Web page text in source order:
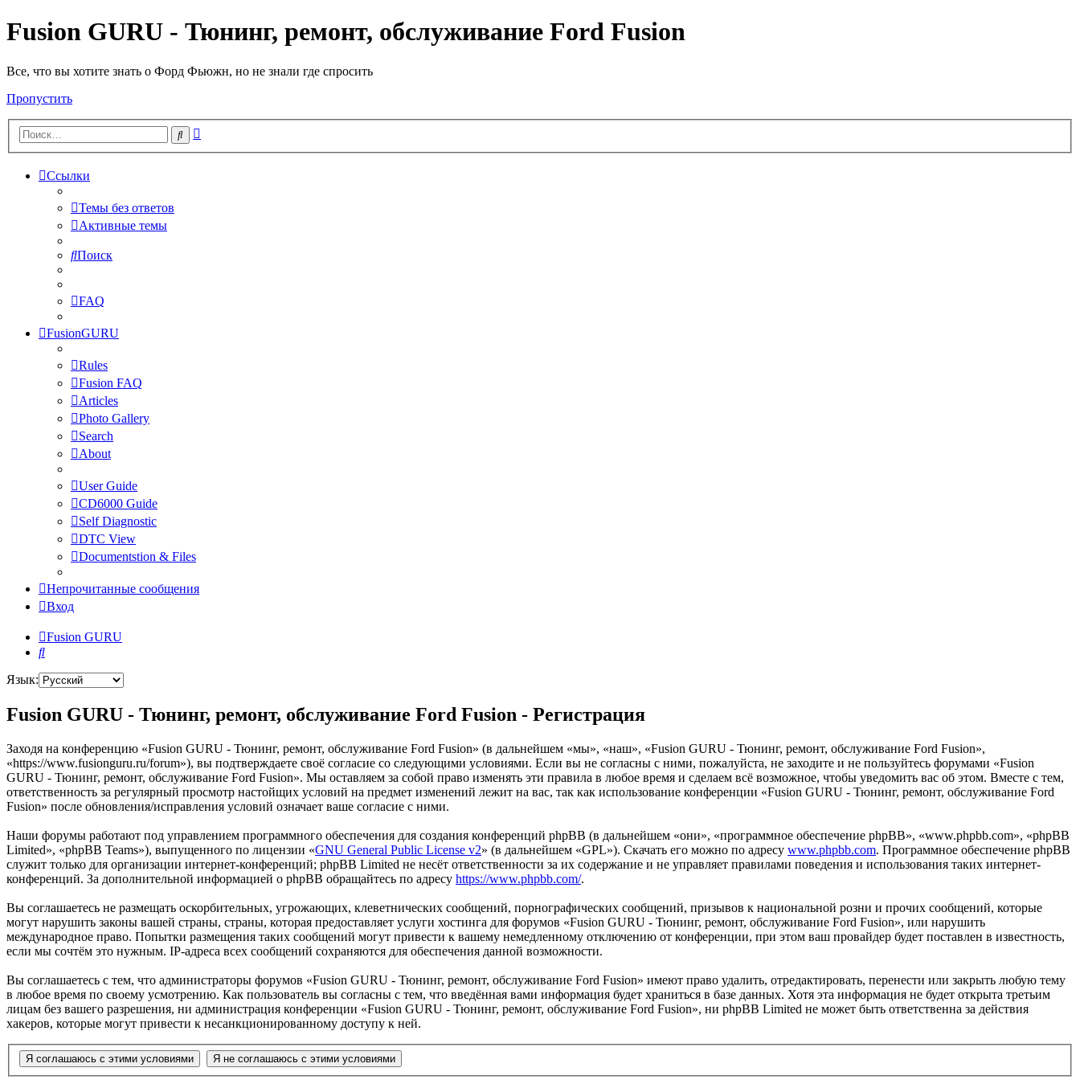
Fusion GURU - Тюнинг, ремонт, обслуживание Ford Fusion
Все, что вы хотите знать о Форд Фьюжн, но не знали где спросить
Пропустить
Поиск
Ссылки
Темы без ответов
Активные темы
Поиск
FAQ
FusionGURU
Rules
Fusion FAQ
Articles
Photo Gallery
Search
About
User Guide
CD6000 Guide
Self Diagnostic
DTC View
Documentstion & Files
Непрочитанные сообщения
Вход
Fusion GURU
Поиск
Язык:
Fusion GURU - Тюнинг, ремонт, обслуживание Ford Fusion - Регистрация
Заходя на конференцию «Fusion GURU - Тюнинг, ремонт, обслуживание Ford Fusion» (в дальнейшем «мы», «наш», «Fusion GURU - Тюнинг, ремонт, обслуживание Ford Fusion»,
«https://www.fusionguru.ru/forum»), вы подтверждаете своё согласие со следующими условиями. Если вы не согласны с ними, пожалуйста, не заходите и не пользуйтесь форумами «Fusion
GURU - Тюнинг, ремонт, обслуживание Ford Fusion». Мы оставляем за собой право изменять эти правила в любое время и сделаем всё возможное, чтобы уведомить вас об этом. Вместе с тем,
ответственность за регулярный просмотр настойщих условий на предмет изменений лежит на вас, так как использование конференции «Fusion GURU - Тюнинг, ремонт, обслуживание Ford
Fusion» после обновления/исправления условий означает ваше согласие с ними.
Наши форумы работают под управлением программного обеспечения для создания конференций phpBB (в дальнейшем «они», «программное обеспечение phpBB», «www.phpbb.com», «phpBB
Limited», «phpBB Teams»), выпущенного по лицензии «GNU General Public License v2» (в дальнейшем «GPL»). Скачать его можно по адресу www.phpbb.com. Программное обеспечение phpBB
служит только для организации интернет-конференций; phpBB Limited не несёт ответственности за их содержание и не управляет правилами поведения и использования таких интернет-
конференций. За дополнительной информацией о phpBB обращайтесь по адресу https://www.phpbb.com/.
Вы соглашаетесь не размещать оскорбительных, угрожающих, клеветнических сообщений, порнографических сообщений, призывов к национальной розни и прочих сообщений, которые
могут нарушить законы вашей страны, страны, которая предоставляет услуги хостинга для форумов «Fusion GURU - Тюнинг, ремонт, обслуживание Ford Fusion», или нарушить
международное право. Попытки размещения таких сообщений могут привести к вашему немедленному отключению от конференции, при этом ваш провайдер будет поставлен в известность,
если мы сочтём это нужным. IP-адреса всех сообщений сохраняются для обеспечения данной возможности.
Вы соглашаетесь с тем, что администраторы форумов «Fusion GURU - Тюнинг, ремонт, обслуживание Ford Fusion» имеют право удалить, отредактировать, перенести или закрыть любую тему
в любое время по своему усмотрению. Как пользователь вы согласны с тем, что введённая вами информация будет храниться в базе данных. Хотя эта информация не будет открыта третьим
лицам без вашего разрешения, ни администрация конференции «Fusion GURU - Тюнинг, ремонт, обслуживание Ford Fusion», ни phpBB Limited не может быть ответственна за действия
хакеров, которые могут привести к несанкционированному доступу к ней.